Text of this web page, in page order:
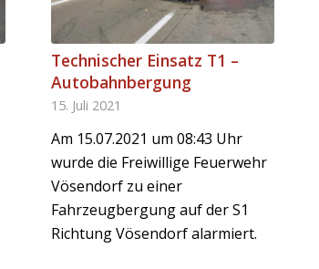
Technischer Einsatz T1 –
Autobahnbergung
15. Juli 2021
Am 15.07.2021 um 08:43 Uhr
wurde die Freiwillige Feuerwehr
Vösendorf zu einer
Fahrzeugbergung auf der S1
Richtung Vösendorf alarmiert.